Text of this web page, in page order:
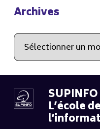
Archives
Archives
SUPINFO
L’école